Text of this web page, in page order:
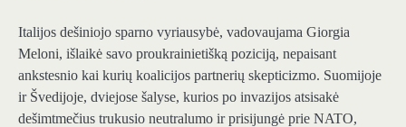
Italijos dešiniojo sparno vyriausybė, vadovaujama Giorgia
Meloni, išlaikė savo proukrainietišką poziciją, nepaisant
ankstesnio kai kurių koalicijos partnerių skepticizmo. Suomijoje
ir Švedijoje, dviejose šalyse, kurios po invazijos atsisakė
dešimtmečius trukusio neutralumo ir prisijungė prie NATO,